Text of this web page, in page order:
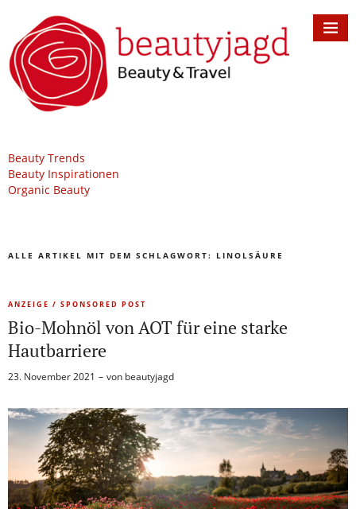
Beauty Trends
Beauty Inspirationen
Organic Beauty
ALLE ARTIKEL MIT DEM SCHLAGWORT: LINOLSÄURE
ANZEIGE / SPONSORED POST
Bio-Mohnöl von AOT für eine starke
Hautbarriere
23. November 2021 von beautyjagd